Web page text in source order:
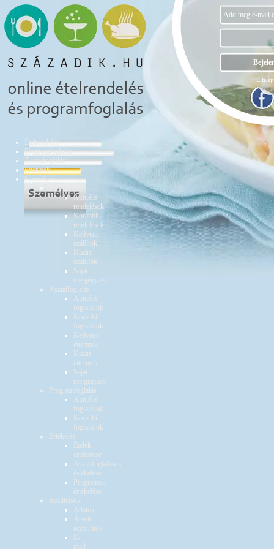
Ételrendelés
Programfoglalás
Asztalfoglalás
Éttermek
Személyes
Ételrendelés
Aktuális
rendelések
Korábbi
rendelések
Kedvenc
szállítók
Kizárt
szállítók
Saját
megjegyzés
Asztalfoglalás
Aktuális
foglalások
Korábbi
foglalások
Kedvenc
éttermek
Kizárt
éttermek
Saját
megjegyzés
Programfoglalás
Aktuális
foglalások
Korábbi
foglalások
Értékelés
Ételek
értékelése
Asztalfoglalások
értékelése
Programok
értékelése
Beállítások
Adatok
Átvett
accountok
E-
mail